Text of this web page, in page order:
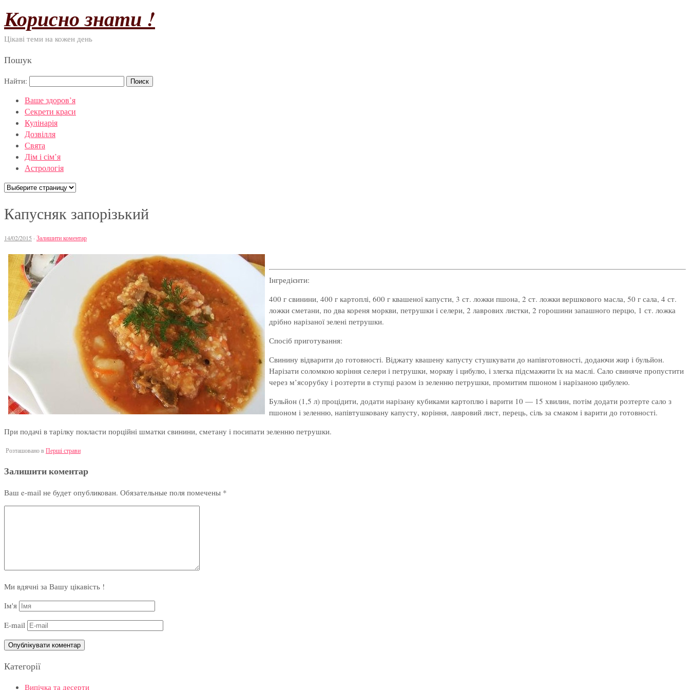
Корисно знати !
Цікаві теми на кожен день
Пошук
Найти:
Ваше здоров’я
Секрети краси
Кулінарія
Дозвілля
Свята
Дім і сім’я
Астрологія
Капусняк запорізький
14/02/2015 · Залишити коментар
Інгредієнти:
400 г свинини, 400 г картоплі, 600 г квашеної капусти, 3 ст. ложки пшона, 2 ст. ложки вершкового масла, 50 г сала, 4 ст.
ложки сметани, по два кореня моркви, петрушки і селери, 2 лаврових листки, 2 горошини запашного перцю, 1 ст. ложка
дрібно нарізаної зелені петрушки.
Спосіб приготування:
Свинину відварити до готовності. Віджату квашену капусту стушкувати до напівготовності, додаючи жир і бульйон.
Нарізати соломкою коріння селери і петрушки, моркву і цибулю, і злегка підсмажити їх на маслі. Сало свиняче пропустити
через м’ясорубку і розтерти в ступці разом із зеленню петрушки, промитим пшоном і нарізаною цибулею.
Бульйон (1,5 л) процідити, додати нарізану кубиками картоплю і варити 10 — 15 хвилин, потім додати розтерте сало з
пшоном і зеленню, напівтушковану капусту, коріння, лавровий лист, перець, сіль за смаком і варити до готовності.
При подачі в тарілку покласти порційні шматки свинини, сметану і посипати зеленню петрушки.
Розташовано в Перші страви
Залишити коментар
Ваш e-mail не будет опубликован. Обязательные поля помечены *
Ми вдячні за Вашу цікавість !
Ім'я
E-mail
Категорії
Випічка та десерти